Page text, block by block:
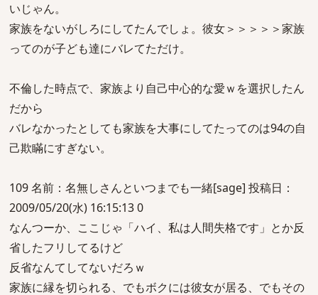
いじゃん。
家族をないがしろにしてたんでしょ。彼女＞＞＞＞＞家族
ってのが子ども達にバレてただけ。
不倫した時点で、家族より自己中心的な愛ｗを選択したん
だから
バレなかったとしても家族を大事にしてたってのは94の自
己欺瞞にすぎない。
109 名前：名無しさんといつまでも一緒[sage] 投稿日：
2009/05/20(水) 16:15:13 0
なんつーか、ここじゃ「ハイ、私は人間失格です」とか反
省したフリしてるけど
反省なんてしてないだろｗ
家族に縁を切られる、でもボクには彼女が居る、でもその